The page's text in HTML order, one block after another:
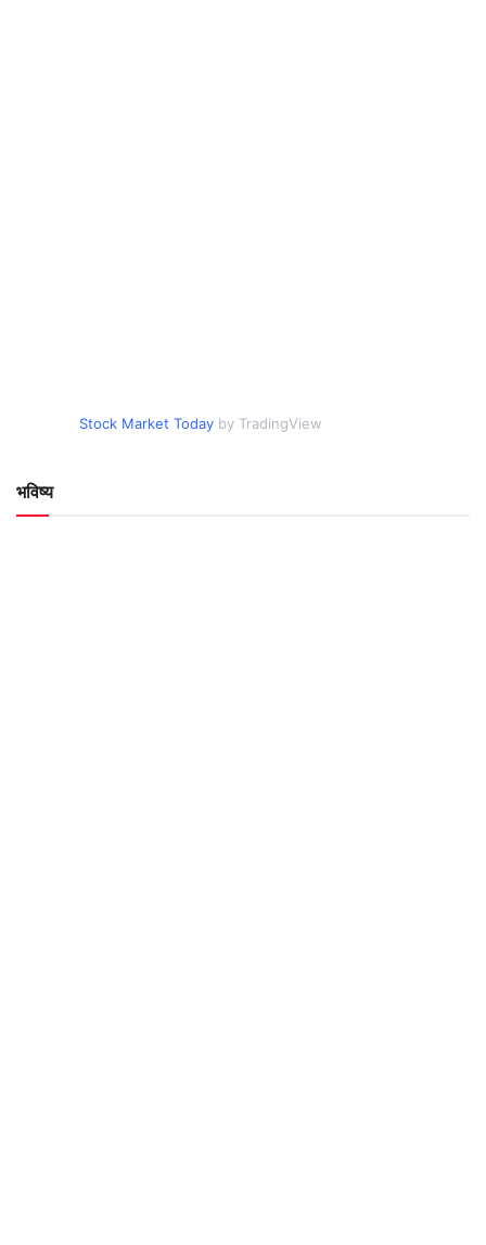
Stock Market Today by TradingView
भविष्य